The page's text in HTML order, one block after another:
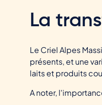
La
Le Criel Alpes
présents, et une
laits et produits
A noter,